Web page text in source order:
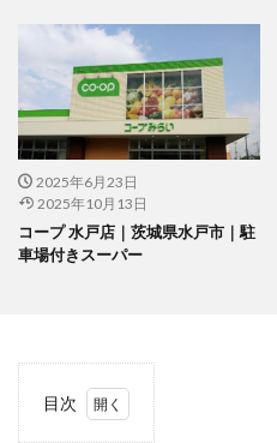
2025年6月23日
2025年10月13日
コープ 水戸店｜茨城県水戸市｜駐
車場付きスーパー
目次